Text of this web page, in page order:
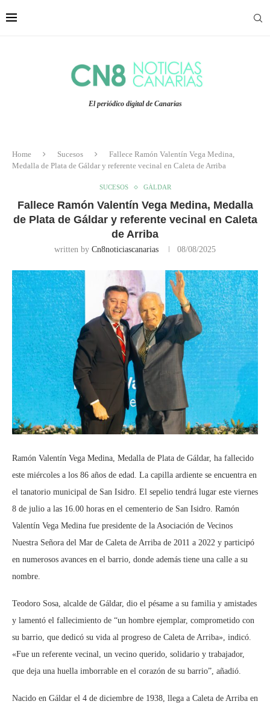
El periódico digital de Canarias
Home Sucesos
Fallece Ramón Valentín Vega Medina,
Medalla de Plata de Gáldar y referente vecinal en Caleta de Arriba
SUCESOS GÁLDAR
Fallece Ramón Valentín Vega Medina, Medalla
de Plata de Gáldar y referente vecinal en Caleta
de Arriba
written by Cn8noticiascanarias 08/08/2025
Ramón Valentín Vega Medina, Medalla de Plata de Gáldar, ha fallecido
este miércoles a los 86 años de edad. La capilla ardiente se encuentra en
el tanatorio municipal de San Isidro. El sepelio tendrá lugar este viernes
8 de julio a las 16.00 horas en el cementerio de San Isidro. Ramón
Valentín Vega Medina fue presidente de la Asociación de Vecinos
Nuestra Señora del Mar de Caleta de Arriba de 2011 a 2022 y participó
en numerosos avances en el barrio, donde además tiene una calle a su
nombre.
Teodoro Sosa, alcalde de Gáldar, dio el pésame a su familia y amistades
y lamentó el fallecimiento de “un hombre ejemplar, comprometido con
su barrio, que dedicó su vida al progreso de Caleta de Arriba», indicó.
«Fue un referente vecinal, un vecino querido, solidario y trabajador,
que deja una huella imborrable en el corazón de su barrio”, añadió.
Nacido en Gáldar el 4 de diciembre de 1938, llega a Caleta de Arriba en